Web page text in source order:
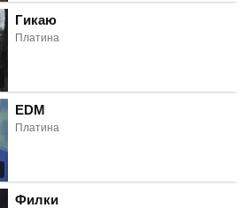
Гикаю
Платина
EDM
Платина
Филки